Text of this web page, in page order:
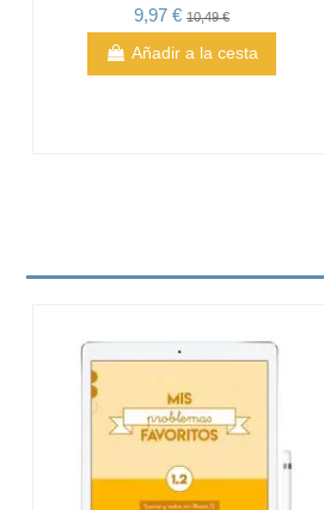
9,97 € 10,49 €
Añadir a la cesta